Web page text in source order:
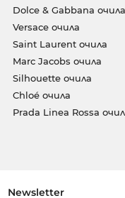
Dolce & Gabbana очила
Versace очила
Saint Laurent очила
Marc Jacobs очила
Silhouette очила
Chloé очила
Prada Linea Rossa
Newsletter